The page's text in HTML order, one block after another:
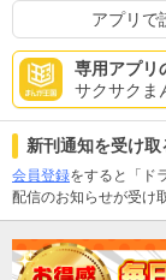
アプリで
専用アプリ
サクサクま
新刊通知を受け取
会員登録をすると「ド
配信のお知らせが受け